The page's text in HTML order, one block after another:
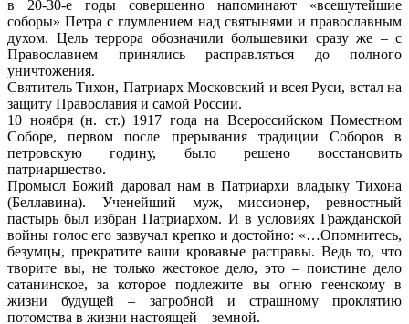
в 20-30-е годы совершенно напоминают «всешутейшие
соборы» Петра с глумлением над святынями и православным
духом. Цель террора обозначили большевики сразу же – с
Православием принялись расправляться до полного
уничтожения.
Святитель Тихон, Патриарх Московский и всея Руси, встал на
защиту Православия и самой России.
10 ноября (н. ст.) 1917 года на Всероссийском Поместном
Соборе, первом после прерывания традиции Соборов в
петровскую годину, было решено восстановить
патриаршество.
Промысл Божий даровал нам в Патриархи владыку Тихона
(Беллавина). Ученейший муж, миссионер, ревностный
пастырь был избран Патриархом. И в условиях Гражданской
войны голос его зазвучал крепко и достойно: «…Опомнитесь,
безумцы, прекратите ваши кровавые расправы. Ведь то, что
творите вы, не только жестокое дело, это – поистине дело
сатанинское, за которое подлежите вы огню геенскому в
жизни будущей – загробной и страшному проклятию
потомства в жизни настоящей – земной.